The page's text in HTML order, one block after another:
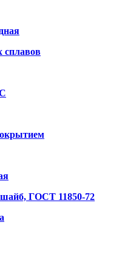
сплавов
ГОСТ 11850-72